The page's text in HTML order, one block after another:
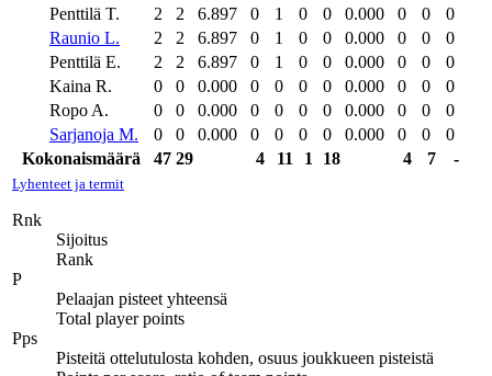
Penttilä T.
2 2 6.897 0 1 0 0 0.000 0 0
0
Raunio L.
2 2 6.897 0 1 0 0 0.000 0 0
0
Penttilä E.
2 2 6.897 0 1 0 0 0.000 0 0
0
Kaina R.
0 0 0.000 0 0 0 0 0.000 0 0
0
Ropo A.
0 0 0.000 0 0 0 0 0.000 0 0
0
Sarjanoja M.
0 0 0.000 0 0 0 0 0.000 0 0
0
Kokonaismäärä
47 29 4 11 1 18 4 7 -
Lyhenteet ja termit
Rnk
Sijoitus
Rank
P
Pelaajan pisteet yhteensä
Total player points
Pps
Pisteitä ottelutulosta kohden, osuus joukkueen pisteistä